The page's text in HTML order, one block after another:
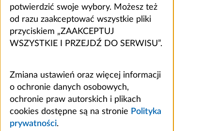
potwierdzić swoje wybory. Możesz też
od razu zaakceptować wszystkie pliki
przyciskiem „ZAAKCEPTUJ
WSZYSTKIE I PRZEJDŹ DO SERWISU”.
Zmiana ustawień oraz więcej informacji
o ochronie danych osobowych,
ochronie praw autorskich i plikach
cookies dostępne są na stronie Polityka
prywatności.